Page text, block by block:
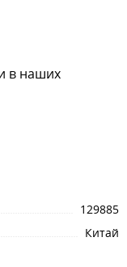
в наших
129885
Китай